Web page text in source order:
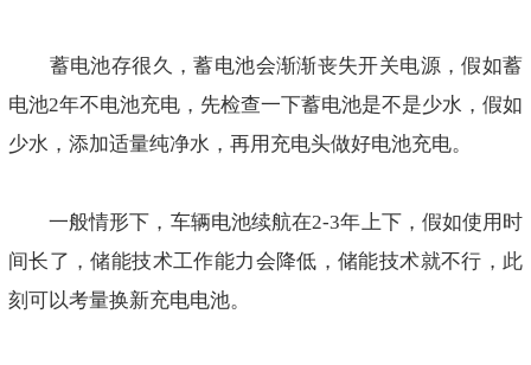
蓄电池存很久，蓄电池会渐渐丧失开关电源，假如蓄
电池2年不电池充电，先检查一下蓄电池是不是少水，假如
少水，添加适量纯净水，再用充电头做好电池充电。
一般情形下，车辆电池续航在2-3年上下，假如使用时
间长了，储能技术工作能力会降低，储能技术就不行，此
刻可以考量换新充电电池。